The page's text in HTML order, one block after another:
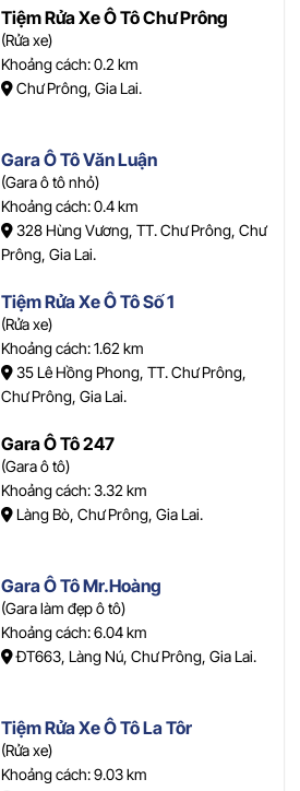
Tiệm Rửa Xe Ô Tô Chư Prông
(Rửa xe)
Khoảng cách: 0.2 km
Chư Prông, Gia Lai.
Gara Ô Tô Văn Luận
(Gara ô tô nhỏ)
Khoảng cách: 0.4 km
328 Hùng Vương, TT. Chư Prông, Chư
Prông, Gia Lai.
Tiệm Rửa Xe Ô Tô Số 1
(Rửa xe)
Khoảng cách: 1.62 km
35 Lê Hồng Phong, TT. Chư Prông,
Chư Prông, Gia Lai.
Gara Ô Tô 247
(Gara ô tô)
Khoảng cách: 3.32 km
Làng Bò, Chư Prông, Gia Lai.
Gara Ô Tô Mr.Hoàng
(Gara làm đẹp ô tô)
Khoảng cách: 6.04 km
ĐT663, Làng Nú, Chư Prông, Gia Lai.
Tiệm Rửa Xe Ô Tô La Tôr
(Rửa xe)
Khoảng cách: 9.03 km